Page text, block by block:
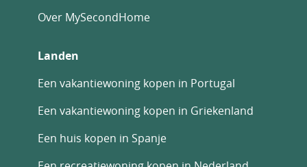
Over MySecondHome
Landen
Een vakantiewoning kopen in Portugal
Een vakantiewoning kopen in Griekenland
Een huis kopen in Spanje